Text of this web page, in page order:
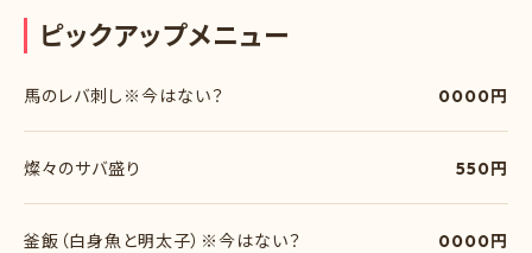
ピックアップメニュー
馬のレバ刺し※今はない？ 0000円
燦々のサバ盛り 550円
釜飯（白身魚と明太子）※今はない？ 0000円